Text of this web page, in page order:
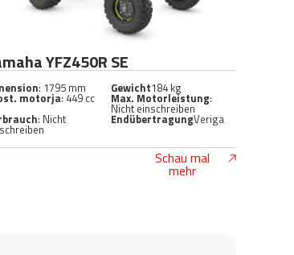
YFZ450R SE
: 1795 mm Gewicht184 kg
motorja: 449 cc Max. Motorleistung:
Nicht einschreiben
: Nicht EndübertragungVeriga
Schau mal
mehr